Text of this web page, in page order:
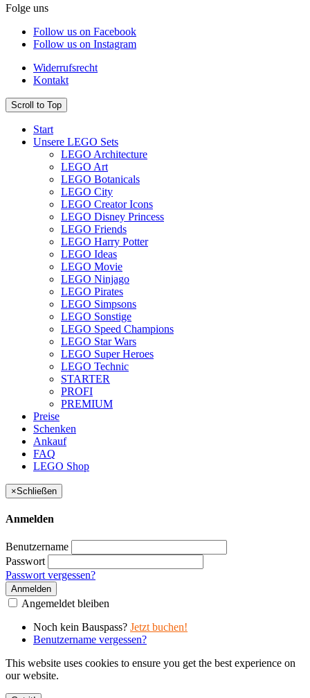
Folge uns
Follow us on Facebook
Follow us on Instagram
Widerrufsrecht
Kontakt
Scroll to Top
Start
Unsere LEGO Sets
LEGO Architecture
LEGO Art
LEGO Botanicals
LEGO City
LEGO Creator Icons
LEGO Disney Princess
LEGO Friends
LEGO Harry Potter
LEGO Ideas
LEGO Movie
LEGO Ninjago
LEGO Pirates
LEGO Simpsons
LEGO Sonstige
LEGO Speed Champions
LEGO Star Wars
LEGO Super Heroes
LEGO Technic
STARTER
PROFI
PREMIUM
Preise
Schenken
Ankauf
FAQ
LEGO Shop
×Schließen
Anmelden
Benutzername
Passwort
Passwort vergessen?
Anmelden
Angemeldet bleiben
Noch kein Bauspass? Jetzt buchen!
Benutzername vergessen?
This website uses cookies to ensure you get the best experience on
our website.